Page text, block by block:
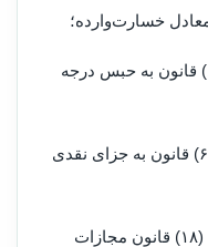
خسارت‌وارده؛
ث- مجازات حبس موضوع ماده (۶۸۴) قانون به حبس درجه
ج- مجازات موضوع مواد (۶۰۸) و (۶۹۷) قانون به جزای نقدی
ماده۲- یک تبصره به‌شرح زیر به ماده (۱۸) قانون مجازات